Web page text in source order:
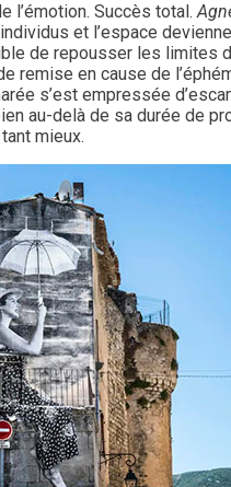
l’émotion. Succès total.
et l’espace
de repousser les limites
remise en cause de
s’est empressée
au-delà de sa durée de
mieux.